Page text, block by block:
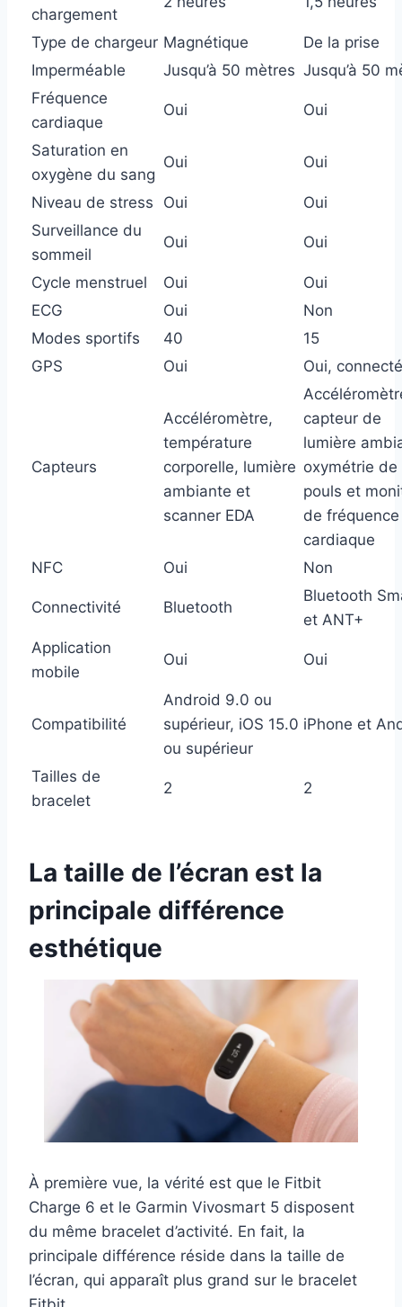
chargement
Type de chargeur Magnétique
De la prise
Imperméable
Jusqu’à 50 mètres Jusqu’à 50
Fréquence
cardiaque
Oui Oui
Saturation en
oxygène du sang
Oui Oui
Niveau de stress Oui
Oui
Surveillance du
sommeil
Oui Oui
Cycle menstruel Oui
Oui
ECG
Oui
Non
Modes sportifs
40
15
GPS
Oui Oui, connecté
Capteurs
Accéléromètre,
température
corporelle, lumière
ambiante et
scanner EDA
capteur de
lumière
oxymétrie de
pouls et
de fréquence
cardiaque
NFC
Oui Non
Connectivité Bluetooth
Bluetooth
et ANT+
Application
mobile
Oui Oui
Compatibilité
Android 9.0 ou
supérieur, iOS 15.0
ou supérieur
iPhone et
Tailles de
bracelet
2 2
La taille de l’écran est la
principale différence
esthétique
À première vue, la vérité est que le Fitbit
Charge 6 et le Garmin Vivosmart 5 disposent
du même bracelet d’activité. En fait, la
principale différence réside dans la taille de
l’écran, qui apparaît plus grand sur le bracelet